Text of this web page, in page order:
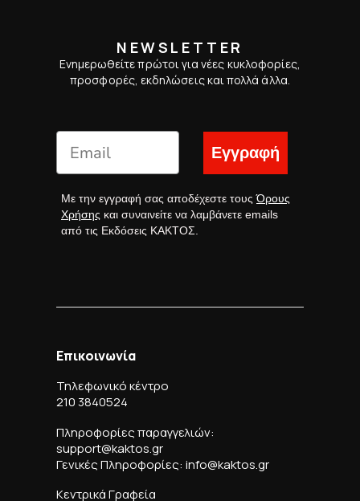
NEWSLETTER
Ενημερωθείτε πρώτοι για νέες κυκλοφορίες,
προσφορές, εκδηλώσεις και πολλά άλλα.
Εγγραφή
Με την εγγραφή σας αποδέχεστε τουςΌρους
Χρήσης και συναινείτε να λαμβάνετε emails
από τις Εκδόσεις ΚΑΚΤΟΣ.
Επικοινωνία
Τηλεφωνικό κέντρο
210 3840524
Πληροφορίες παραγγελιών:
support@kaktos.gr
Γενικές Πληροφορίες: info@kaktos.gr
Κεντρικά Γραφεία